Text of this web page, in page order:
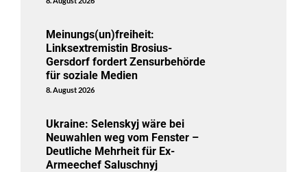
Meinungs(un)freiheit:
Linksextremistin Brosius-
Gersdorf fordert Zensurbehörde
für soziale Medien
8. August 2026
Ukraine: Selenskyj wäre bei
Neuwahlen weg vom Fenster –
Deutliche Mehrheit für Ex-
Armeechef Saluschnyj